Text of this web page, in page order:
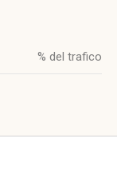
% del trafico